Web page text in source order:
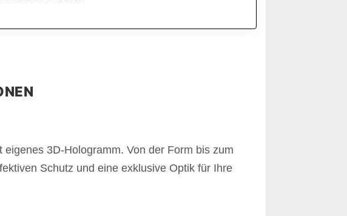
3D-Hologramm. Von der Form bis zum
Schutz und eine exklusive Optik für Ihre